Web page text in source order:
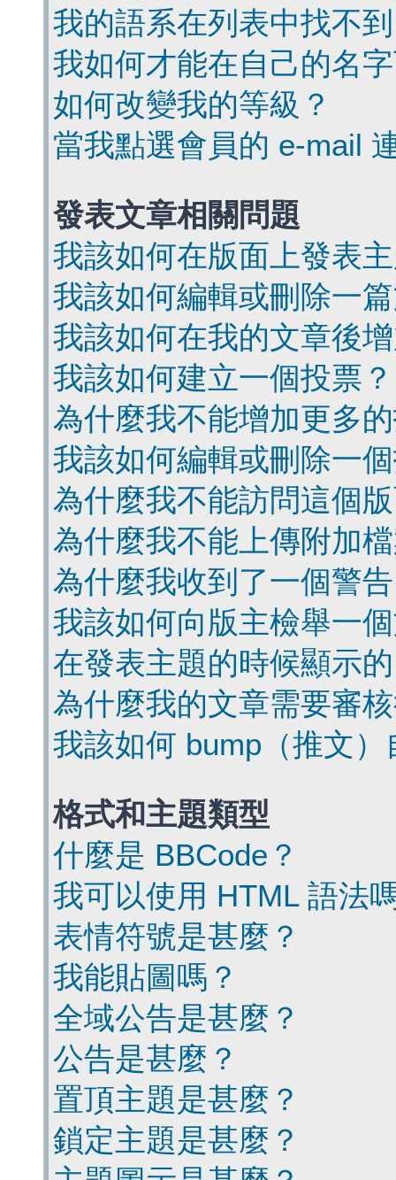
我的語系在列表中找不
我如何才能在自己的名
如何改變我的等級？
當我點選會員的 e-mail
發表文章相關問題
我該如何在版面上發表
我該如何編輯或刪除一
我該如何在我的文章後
我該如何建立一個投票？
為什麼我不能增加更多
我該如何編輯或刪除一
為什麼我不能訪問這個
為什麼我不能上傳附加
為什麼我收到了一個警
我該如何向版主檢舉一
在發表主題的時候顯示
為什麼我的文章需要審
我該如何 bump（推文
格式和主題類型
什麼是 BBCode？
我可以使用 HTML 語法
表情符號是甚麼？
我能貼圖嗎？
全域公告是甚麼？
公告是甚麼？
置頂主題是甚麼？
鎖定主題是甚麼？